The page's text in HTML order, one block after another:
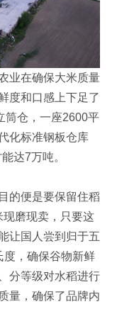
业在确保大米质量
度和口感上下足了
筒仓，一座2600平
化标准钢板仓库
达7万吨。
的便是要保留住稻
磨现卖，只要这
让国人尝到归于五
度，确保谷物新鲜
分等级对水稻进行
量，确保了品牌内